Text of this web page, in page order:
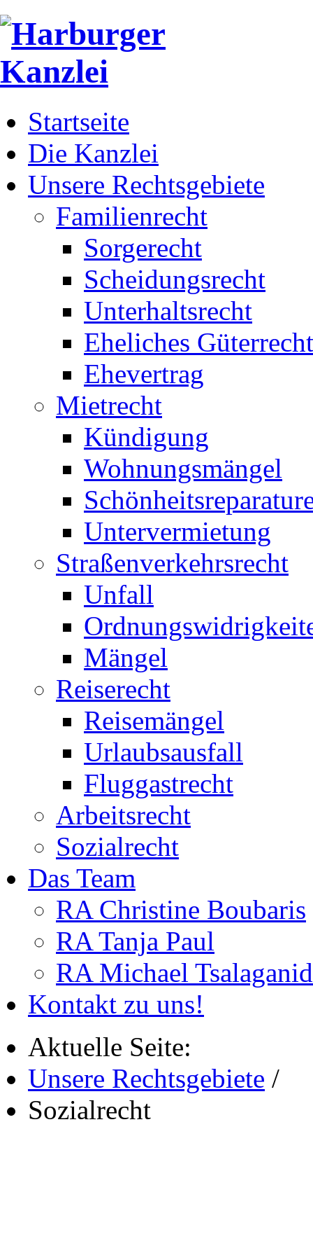
Startseite
Die Kanzlei
Unsere Rechtsgebiete
Familienrecht
Sorgerecht
Scheidungsrecht
Unterhaltsrecht
Eheliches Güterrecht
Ehevertrag
Mietrecht
Kündigung
Wohnungsmängel
Untervermietung
Straßenverkehrsrecht
Unfall
Mängel
Reiserecht
Reisemängel
Urlaubsausfall
Fluggastrecht
Arbeitsrecht
Sozialrecht
Das Team
RA Christine Boubaris
RA Tanja Paul
RA Michael
Kontakt zu uns!
Aktuelle Seite:
Unsere Rechtsgebiete /
Sozialrecht